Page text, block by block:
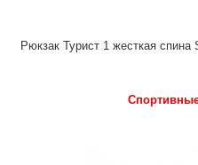
Рюкзак Турист 1 жесткая